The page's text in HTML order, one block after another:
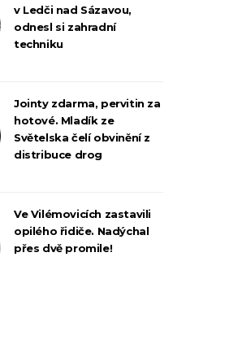
v Ledči nad Sázavou,
odnesl si zahradní
techniku
Jointy zdarma, pervitin za
hotové. Mladík ze
Světelska čelí obvinění z
distribuce drog
Ve Vilémovicích zastavili
opilého řidiče. Nadýchal
přes dvě promile!